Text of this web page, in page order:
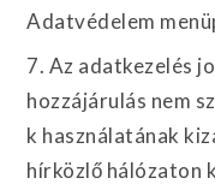
Adatvédelem
7. Az adatkezelés
hozzájárulás nem
k használatának
hírközlő hálózaton